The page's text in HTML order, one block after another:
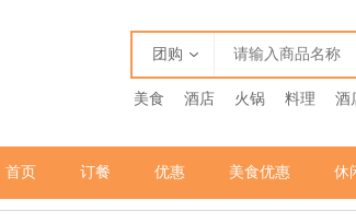
团购
美食 酒店 火锅 料理 酒
首页 订餐 优惠 美食优惠 休